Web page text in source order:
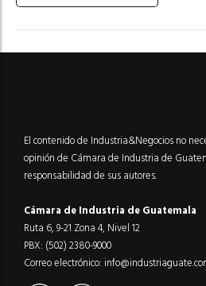
El contenido de Industria&Negocios no
opinión de Cámara de Industria de
responsabilidad de sus autores.
Cámara de Industria de Guatemala
Ruta 6, 9-21 Zona 4, Nivel 12
PBX: (502) 2380-9000
Correo electrónico: